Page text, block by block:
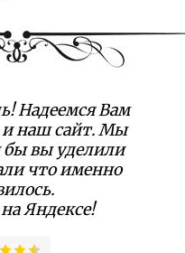
Надеемся Вам
и наш сайт. Мы
вы уделили
что именно
Яндексе!